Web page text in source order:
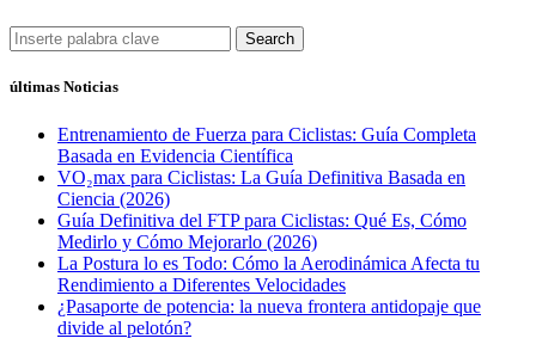
Search
últimas Noticias
Entrenamiento de Fuerza para Ciclistas: Guía Completa
Basada en Evidencia Científica
VO₂max para Ciclistas: La Guía Definitiva Basada en
Ciencia (2026)
Guía Definitiva del FTP para Ciclistas: Qué Es, Cómo
Medirlo y Cómo Mejorarlo (2026)
La Postura lo es Todo: Cómo la Aerodinámica Afecta tu
Rendimiento a Diferentes Velocidades
¿Pasaporte de potencia: la nueva frontera antidopaje que
divide al pelotón?